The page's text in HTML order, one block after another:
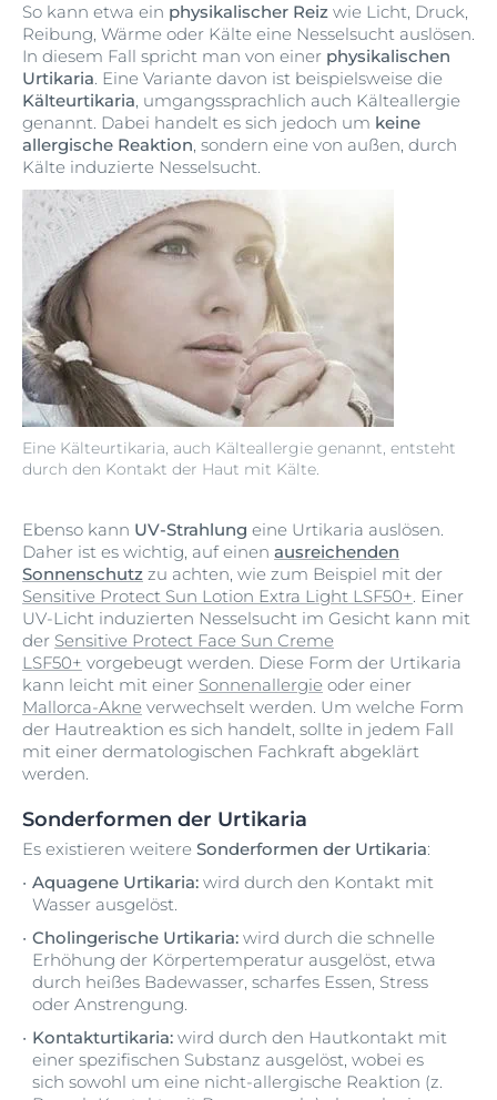
Eine Kälteurtikaria, auch Kälteallergie genannt, entsteht
durch den Kontakt der Haut mit Kälte.
So kann etwa ein physikalischer Reiz wie Licht, Druck,
Reibung, Wärme oder Kälte eine Nesselsucht auslösen.
In diesem Fall spricht man von einer physikalischen
Urtikaria. Eine Variante davon ist beispielsweise die
Kälteurtikaria, umgangssprachlich auch Kälteallergie
genannt. Dabei handelt es sich jedoch um keine
allergische Reaktion, sondern eine von außen, durch
Kälte induzierte Nesselsucht.
Ebenso kann UV-Strahlung eine Urtikaria auslösen.
Daher ist es wichtig, auf einen ausreichenden
Sonnenschutz zu achten, wie zum Beispiel mit der
Sensitive Protect Sun Lotion Extra Light LSF50+. Einer
UV-Licht induzierten Nesselsucht im Gesicht kann mit
der Sensitive Protect Face Sun Creme
LSF50+ vorgebeugt werden. Diese Form der Urtikaria
kann leicht mit einer Sonnenallergie oder einer
Mallorca-Akne verwechselt werden. Um welche Form
der Hautreaktion es sich handelt, sollte in jedem Fall
mit einer dermatologischen Fachkraft abgeklärt
werden.
Sonderformen der Urtikaria
Es existieren weitere Sonderformen der Urtikaria:
Aquagene Urtikaria: wird durch den Kontakt mit
Wasser ausgelöst.
Cholingerische Urtikaria: wird durch die schnelle
Erhöhung der Körpertemperatur ausgelöst, etwa
durch heißes Badewasser, scharfes Essen, Stress
oder Anstrengung.
Kontakturtikaria: wird durch den Hautkontakt mit
einer spezifischen Substanz ausgelöst, wobei es
sich sowohl um eine nicht-allergische Reaktion (z.